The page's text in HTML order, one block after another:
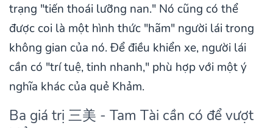
trạng "tiến thoái lưỡng nan." Nó cũng có thể
được coi là một hình thức "hãm" người lái trong
không gian của nó. Để điều khiển xe, người lái
cần có "trí tuệ, tinh nhanh," phù hợp với một ý
nghĩa khác của quẻ Khảm.
Ba giá trị 三美 - Tam Tài cần có để vượt